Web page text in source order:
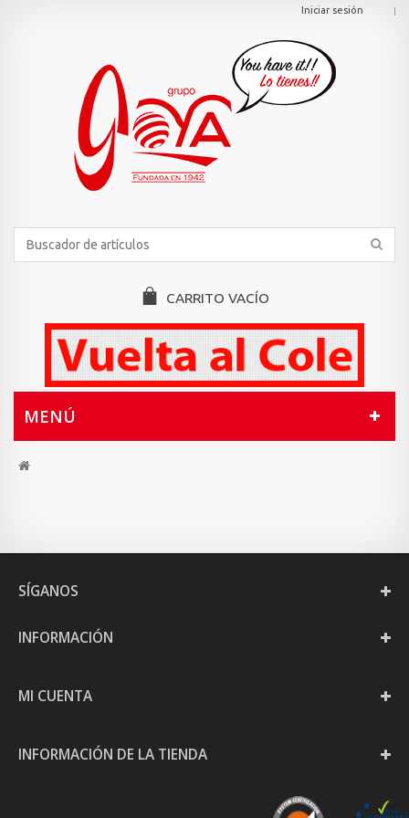
Iniciar sesión
CARRITO VACÍO
MENÚ
SÍGANOS
INFORMACIÓN
MI CUENTA
INFORMACIÓN DE LA TIENDA